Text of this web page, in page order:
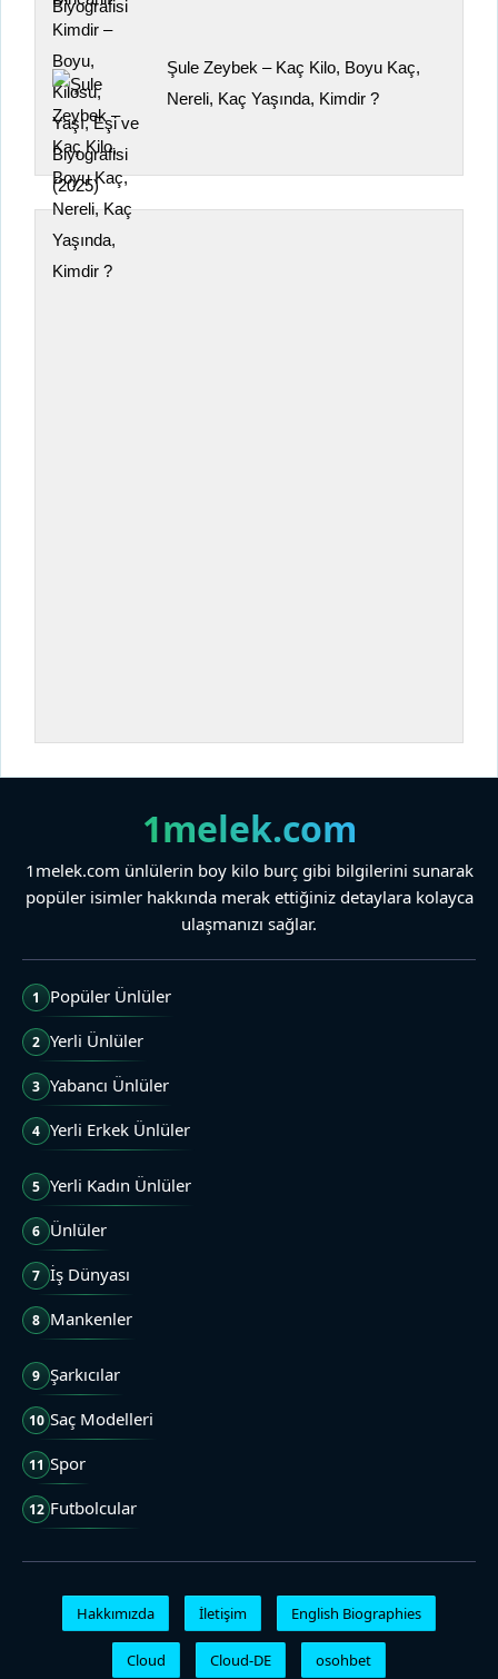
Şule Zeybek – Kaç Kilo, Boyu Kaç,
Nereli, Kaç Yaşında, Kimdir ?
1melek.com
1melek.com ünlülerin boy kilo burç gibi bilgilerini sunarak
popüler isimler hakkında merak ettiğiniz detaylara kolayca
ulaşmanızı sağlar.
1 Popüler Ünlüler
2 Yerli Ünlüler
3 Yabancı Ünlüler
4 Yerli Erkek Ünlüler
5 Yerli Kadın Ünlüler
6 Ünlüler
7 İş Dünyası
8 Mankenler
9 Şarkıcılar
10 Saç Modelleri
11 Spor
12 Futbolcular
Hakkımızda İletişim English Biographies
Cloud Cloud-DE osohbet